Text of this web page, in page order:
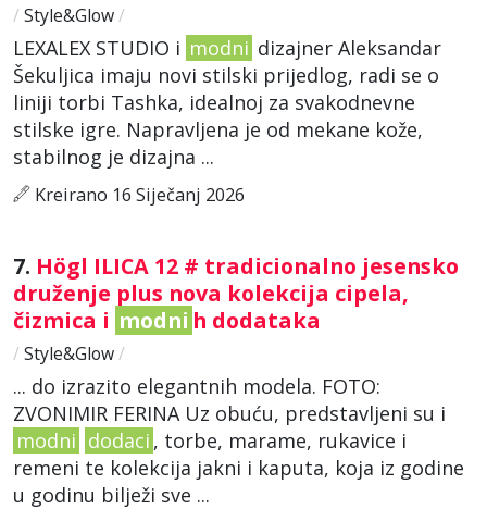
/ Style&Glow/
LEXALEX STUDIO i modni dizajner Aleksandar
Šekuljica imaju novi stilski prijedlog, radi se o
liniji torbi Tashka, idealnoj za svakodnevne
stilske igre. Napravljena je od mekane kože,
stabilnog je dizajna ...
Kreirano 16 Siječanj 2026
7. Högl ILICA 12 # tradicionalno jesensko
druženje plus nova kolekcija cipela,
čizmica i modni h dodataka
/ Style&Glow/
... do izrazito elegantnih modela. FOTO:
ZVONIMIR FERINA Uz obuću, predstavljeni su i
modni dodaci , torbe, marame, rukavice i
remeni te kolekcija jakni i kaputa, koja iz godine
u godinu bilježi sve ...